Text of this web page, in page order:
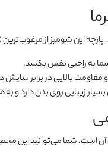
این شومیز از مرغوب‌ترین
به راحتی نفس بکشد.
بالایی در برابر سایش
زیبایی روی بدن دارد و
آن است. شما می‌توانید این